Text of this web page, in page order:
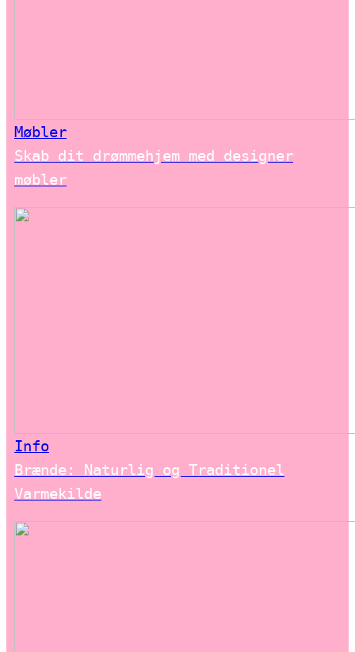
Møbler
Skab dit drømmehjem med designer
møbler
Info
Brænde: Naturlig og Traditionel
Varmekilde